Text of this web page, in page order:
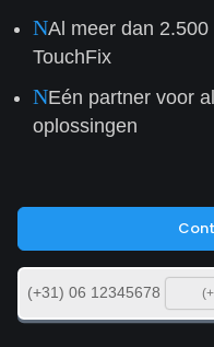
NAl meer dan
TouchFix
NEén partner voor
oplossingen
(+31) 06 12345678